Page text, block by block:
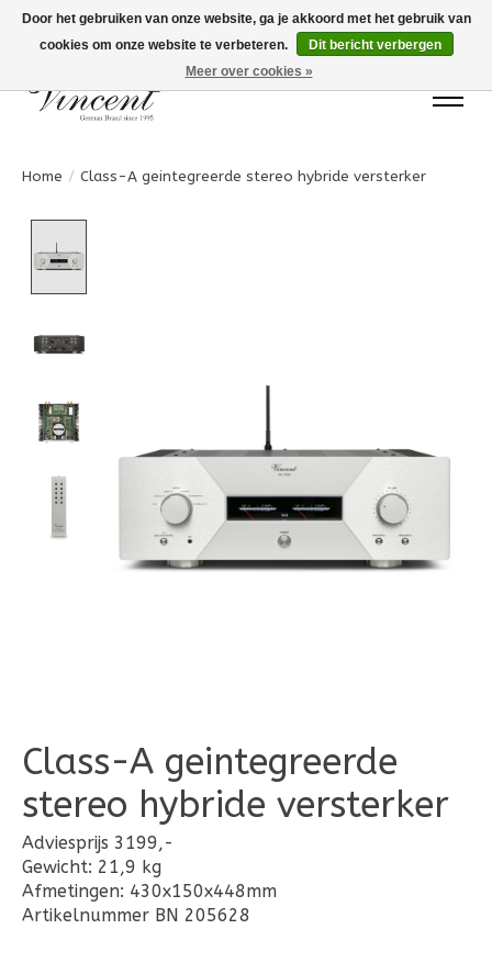
Bots Electronics T.+31 (0)40 20 71777
Home / Class-A geintegreerde stereo hybride versterker
Class-A geintegreerde
stereo hybride versterker
Adviesprijs 3199,-
Gewicht: 21,9 kg
Afmetingen: 430x150x448mm
Artikelnummer BN 205628
Door het gebruiken van onze website, ga je akkoord met het gebruik van
cookies om onze website te verbeteren.
Dit bericht verbergen
Meer over cookies »